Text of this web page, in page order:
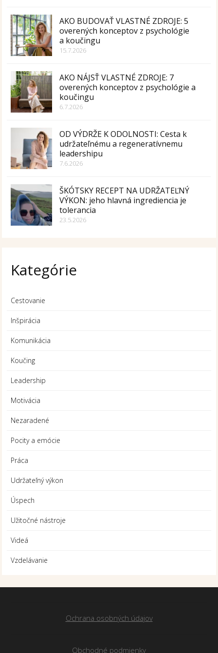
AKO BUDOVAŤ VLASTNÉ ZDROJE: 5
overených konceptov z psychológie
a koučingu
15.7.2026
AKO NÁJSŤ VLASTNÉ ZDROJE: 7
overených konceptov z psychológie a
koučingu
6.7.2026
OD VÝDRŽE K ODOLNOSTI: Cesta k
udržateľnému a regeneratívnemu
leadershipu
7.6.2026
ŠKÓTSKY RECEPT NA UDRŽATEĽNÝ
VÝKON: jeho hlavná ingrediencia je
tolerancia
23.5.2026
Kategórie
Cestovanie
Inšpirácia
Komunikácia
Koučing
Leadership
Motivácia
Nezaradené
Pocity a emócie
Práca
Udržateľný výkon
Úspech
Užitočné nástroje
Videá
Vzdelávanie
Ochrana osobných údajov
Obchodné podmienky